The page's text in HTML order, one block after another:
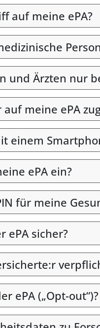
auf meine ePA?
und Ärzten nur
meine ePA
einem
ePA ein?
für meine
ePA sicher?
ePA („Opt-out“)?